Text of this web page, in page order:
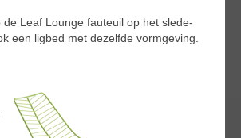
de Leaf Lounge fauteuil op het slede-
een ligbed met dezelfde vormgeving.